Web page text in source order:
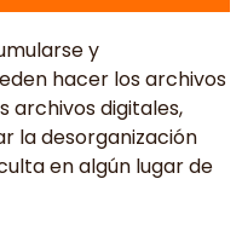
y
hacer los archivos
archivos digitales,
la desorganización
en algún lugar de